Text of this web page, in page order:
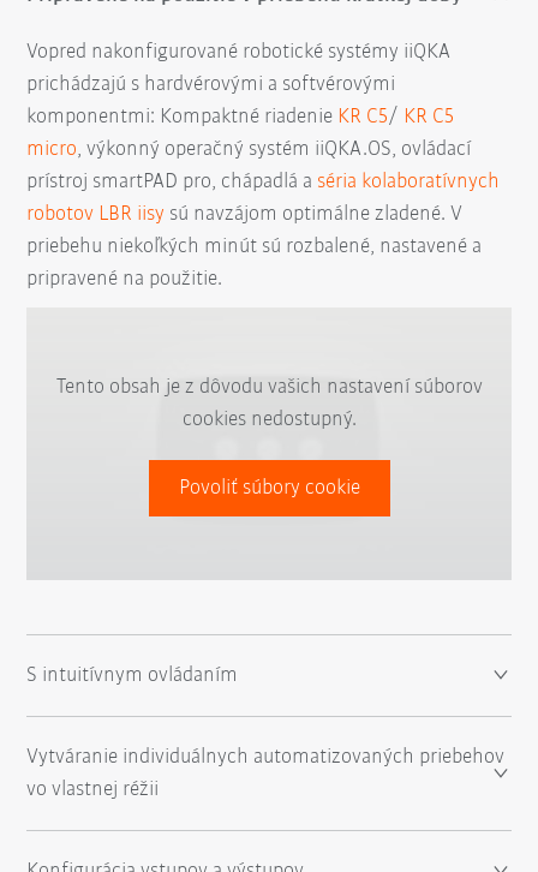
Vopred nakonfigurované robotické systémy iiQKA
prichádzajú s hardvérovými a softvérovými
komponentmi: Kompaktné riadenie KR C5/ KR C5
micro, výkonný operačný systém iiQKA.OS, ovládací
prístroj smartPAD pro, chápadlá a séria kolaboratívnych
robotov LBR iisy sú navzájom optimálne zladené. V
priebehu niekoľkých minút sú rozbalené, nastavené a
pripravené na použitie.
Tento obsah je z dôvodu vašich nastavení súborov
cookies nedostupný.
Povoliť súbory cookie
S intuitívnym ovládaním
Vytváranie individuálnych automatizovaných priebehov
vo vlastnej réžii